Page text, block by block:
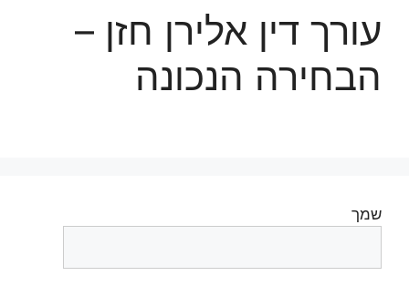
עורך דין אלירן חזן –
הבחירה הנכונה
שמך